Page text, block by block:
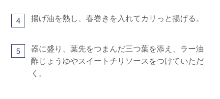
4 揚げ油を熱し、春巻きを入れてカリっと揚げる。
5
器に盛り、葉先をつまんだ三つ葉を添え、ラー油
酢じょうゆやスイートチリソースをつけていただ
く。